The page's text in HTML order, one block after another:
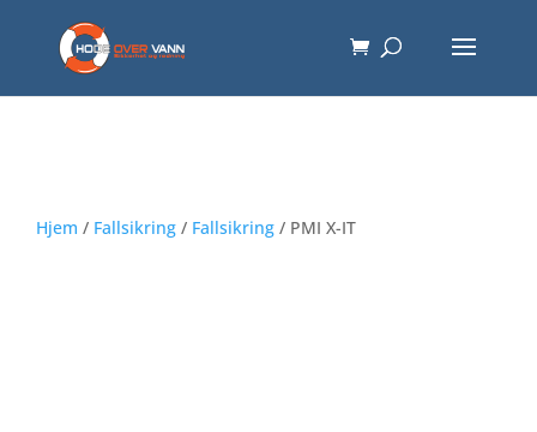
Hjem / Fallsikring / Fallsikring / PMI X-IT